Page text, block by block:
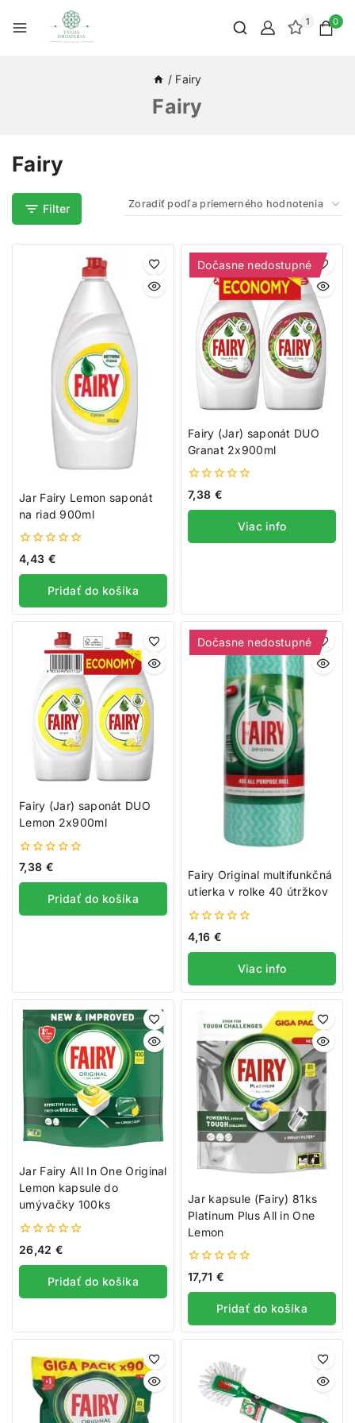
1 0
/ Fairy
Fairy
Fairy
Filter
Jar Fairy Lemon saponát
na riad 900ml
0
5
4,43 €
Pridať do košíka
Dočasne nedostupné
Fairy (Jar) saponát DUO
Granat 2x900ml
0
5
7,38 €
Viac info
Fairy (Jar) saponát DUO
Lemon 2x900ml
0
5
7,38 €
Pridať do košíka
Dočasne nedostupné
Fairy Original multifunkčná
utierka v rolke 40 útržkov
0
z
5
4,16 €
Viac info
Jar Fairy All In One Original
Lemon kapsule do
umývačky 100ks
0
z
5
26,42 €
Pridať do košíka
Jar kapsule (Fairy) 81ks
Platinum Plus All in One
Lemon
0
5
17,71 €
Pridať do košíka